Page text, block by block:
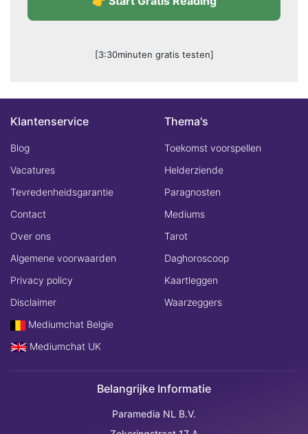
[3:30minuten gratis testen]
Klantenservice
Blog
Vacatures
Tevredenheidsgarantie
Contact
Over ons
Algemene voorwaarden
Privacy policy
Disclaimer
Mediumchat Belgie
Mediumchat UK
Thema's
Toekomst voorspellen
Helderziende
Paragnosten
Mediums
Tarot
Daghoroscoop
Kaartleggen
Waarzeggers
Belangrijke Informatie
Paramedia NL B.V.